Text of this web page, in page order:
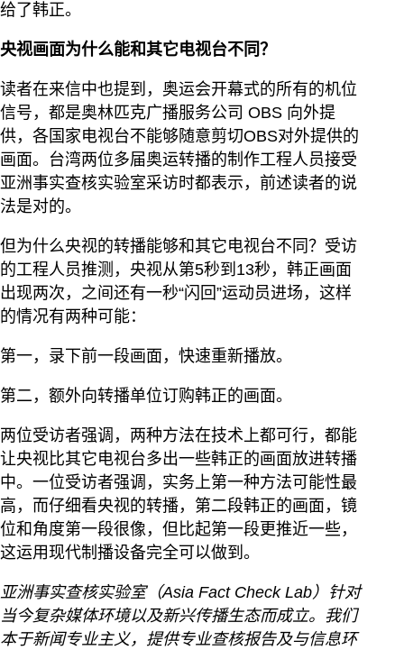
给了韩正。
央视画面为什么能和其它电视台不同？
读者在来信中也提到，奥运会开幕式的所有的机位
信号，都是奥林匹克广播服务公司 OBS 向外提
供，各国家电视台不能够随意剪切OBS对外提供的
画面。台湾两位多届奥运转播的制作工程人员接受
亚洲事实查核实验室采访时都表示，前述读者的说
法是对的。
但为什么央视的转播能够和其它电视台不同？受访
的工程人员推测，央视从第5秒到13秒，韩正画面
出现两次，之间还有一秒“闪回”运动员进场，这样
的情况有两种可能：
第一，录下前一段画面，快速重新播放。
第二，额外向转播单位订购韩正的画面。
两位受访者强调，两种方法在技术上都可行，都能
让央视比其它电视台多出一些韩正的画面放进转播
中。一位受访者强调，实务上第一种方法可能性最
高，而仔细看央视的转播，第二段韩正的画面，镜
位和角度第一段很像，但比起第一段更推近一些，
这运用现代制播设备完全可以做到。
亚洲事实查核实验室（Asia Fact Check Lab）针对
当今复杂媒体环境以及新兴传播生态而成立。我们
本于新闻专业主义，提供专业查核报告及与信息环